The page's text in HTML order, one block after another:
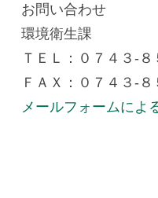
お問い合わせ
環境衛生課
ＴＥＬ：０７４３-８
ＦＡＸ：０７４３-８
メールフォームによ